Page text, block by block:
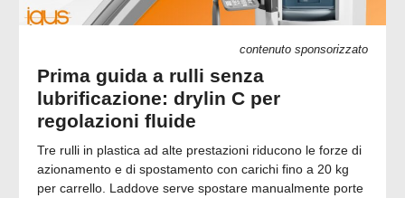
contenuto sponsorizzato
Prima guida a rulli senza
lubrificazione: drylin C per
regolazioni fluide
Tre rulli in plastica ad alte prestazioni riducono le forze di
azionamento e di spostamento con carichi fino a 20 kg
per carrello. Laddove serve spostare manualmente porte